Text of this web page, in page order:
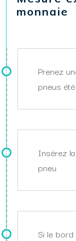
monnaie
Prenez
pneus été
Insérez
pneu
Si le